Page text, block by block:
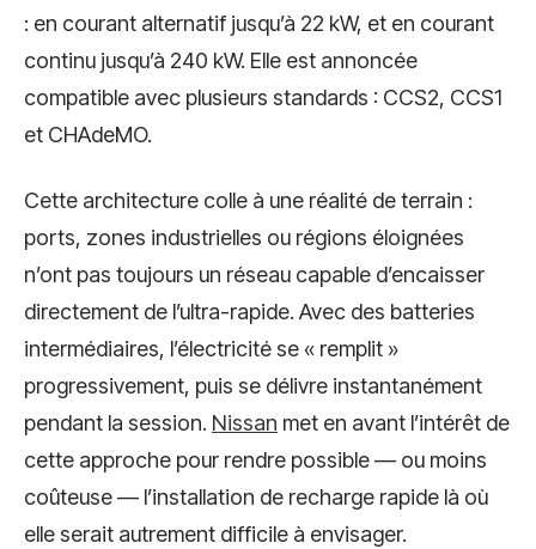
: en courant alternatif jusqu’à 22 kW, et en courant
continu jusqu’à 240 kW. Elle est annoncée
compatible avec plusieurs standards : CCS2, CCS1
et CHAdeMO.
Cette architecture colle à une réalité de terrain :
ports, zones industrielles ou régions éloignées
n’ont pas toujours un réseau capable d’encaisser
directement de l’ultra-rapide. Avec des batteries
intermédiaires, l’électricité se « remplit »
progressivement, puis se délivre instantanément
pendant la session. Nissan met en avant l’intérêt de
cette approche pour rendre possible — ou moins
coûteuse — l’installation de recharge rapide là où
elle serait autrement difficile à envisager.